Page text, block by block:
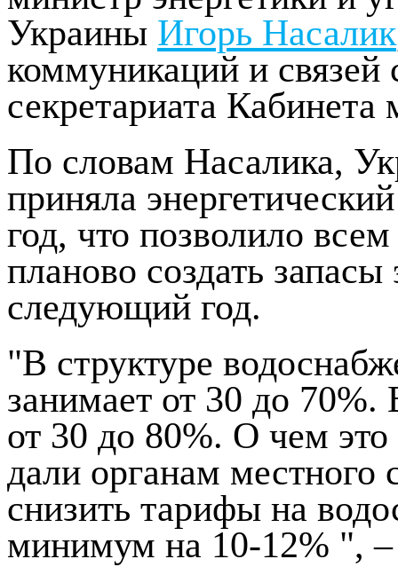
Украины Игорь Насалик
коммуникаций и
секретариата
По словам Насалика,
приняла
год, что позволило
планово создать запасы
следующий год.
"В структуре
занимает от 30 до 70%.
от 30 до 80%. О чем
дали органам местного
снизить тарифы на
минимум на 10-12% ", –